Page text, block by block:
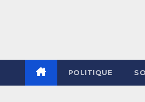
POLITIQUE